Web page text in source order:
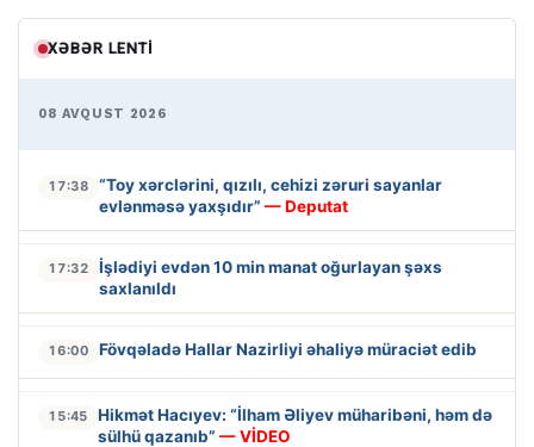
XƏBƏR LENTI
08 AVQUST 2026
17:38
“Toy xərclərini, qızılı, cehizi zəruri sayanlar
evlənməsə yaxşıdır” — Deputat
17:32
İşlədiyi evdən 10 min manat oğurlayan şəxs
saxlanıldı
16:00 Fövqəladə Hallar Nazirliyi əhaliyə müraciət edib
15:45
Hikmət Hacıyev: “İlham Əliyev müharibəni, həm də
sülhü qazanıb” — VİDEO